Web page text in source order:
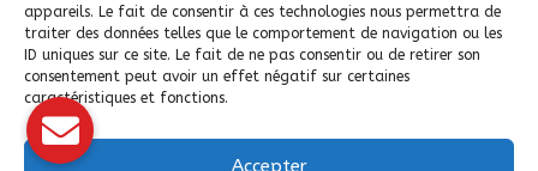
appareils. Le fait de consentir à ces technologies nous permettra de
traiter des données telles que le comportement de navigation ou les
ID uniques sur ce site. Le fait de ne pas consentir ou de retirer son
consentement peut avoir un effet négatif sur certaines
caractéristiques et fonctions.
Accepter